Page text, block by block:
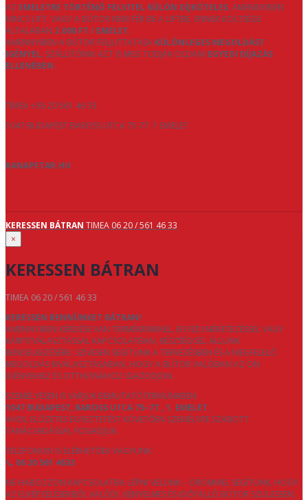
AZ EMELETRE TÖRTÉNŐ FELVITEL KÜLÖN DÍJKÖTELES, AMENNYIBEN
NINCS LIFT, VAGY A BÚTOR NEM FÉR BE A LIFTBE. ENNEK KÖLTSÉGE
ÁLTALÁBAN 2.000 FT / EMELET.
AMENNYIBEN A BÚTOR FELJUTTATÁSA KÜLÖNLEGES MEGOLDÁST
IGÉNYEL, SZÁLLÍTÓINK AZT IS MEG TUDJÁK OLDANI EGYEDI DÍJAZÁS
ELLENÉBEN.
TÍMEA +36 20 561 46 33
1047 BUDAPEST BAROSS UTCA 75-77. 1 EMELET
KANAPETAR.HU
KERESSEN BÁTRAN TIMEA 06 20 / 561 46 33
×
KERESSEN BÁTRAN
TIMEA 06 20 / 561 46 33
KERESSEN BENNÜNKET BÁTRAN!
AMENNYIBEN KÉRDÉSE VAN TERMÉKEINKKEL, EGYEDI MÉRETEZÉSSEL VAGY
KÁRPITVÁLASZTÁSSAL KAPCSOLATBAN, KÉSZSÉGGEL ÁLLUNK
RENDELKEZÉSÉRE. SZÍVESEN SEGÍTÜNK A TERVEZÉSBEN ÉS A MEGFELELŐ
MEGOLDÁS KIVÁLASZTÁSÁBAN, HOGY A BÚTOR VALÓBAN AZ ÖN
IGÉNYEIHEZ ÉS OTTHONÁHOZ IGAZODJON.
SZEMÉLYESEN IS VÁRJUK BEMUTATÓTERMÜNKBEN:
1047 BUDAPEST, BAROSS UTCA 75–77., 1. EMELET,
AHOL ELŐZETES EGYEZTETÉST KÖVETŐEN SZEMÉLYRE SZABOTT
TANÁCSADÁSSAL FOGADJUK.
TELEFONON IS ELÉRHETŐEK VAGYUNK:
📞 06 20 561 4633
NE HABOZZON KAPCSOLATBA LÉPNI VELÜNK – ÖRÖMMEL SEGÍTÜNK, HOGY
AZ ELKÉPZELÉSEKBŐL VALÓDI, KÉNYELMES ÉS IDŐTÁLLÓ BÚTOR SZÜLESSEN.